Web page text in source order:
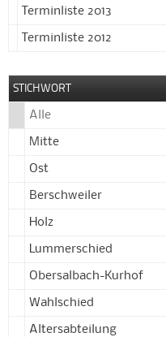
Terminliste 2013
Terminliste 2012
STICHWORT
Alle
Mitte
Ost
Berschweiler
Holz
Lummerschied
Obersalbach-Kurhof
Wahlschied
Altersabteilung